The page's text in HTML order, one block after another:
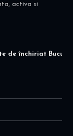
de închiriat
activa si
viata
se negociaza.
de 9 mp) ,
dotată cu
pasionații de